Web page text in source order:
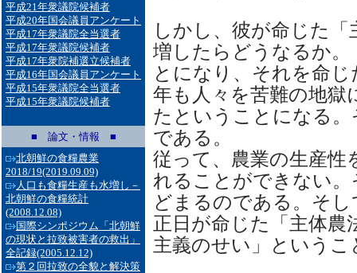
平成21年衆議院候補者
平成20年国会議員アンケート
平成17年衆議院全当選者
平成17年衆議院候補者
平成17年衆院補選立候補者
平成16年国会議員アンケート
平成15年衆議院全当選者
平成15年衆議院候補者
■ 論文・情報 ■
北朝鮮の食糧農業
2018/19(2019.09.09)
人口も食糧生産も水増し－
北朝鮮の食糧統計
(2008.12.08)
国際シンポジウム「北朝鮮
の現状と拉致被害者の救出」
全記録(2005.12.12)
第２回拉致の全貌と解決策
しかし、彼が命じた
増したらどうなるか
とになり、それを命
年も人々を苦難の地獄
たということになる
である。
従って、農業の生産性
れることができない
どまるのである。そ
正日が命じた「主体農
主義のせい」というこ